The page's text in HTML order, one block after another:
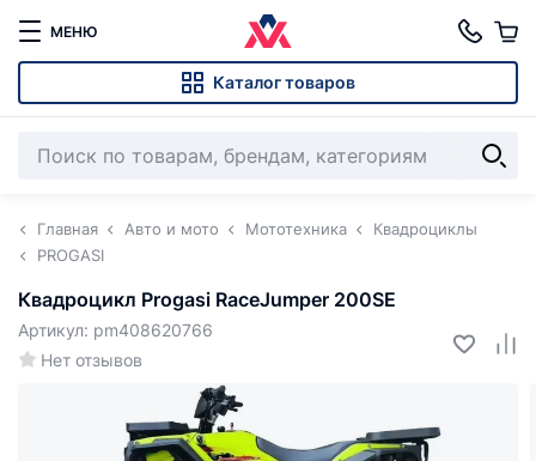
МЕНЮ
Каталог товаров
Главная Авто и мото Мототехника
Квадроциклы
PROGASI
Квадроцикл Progasi RaceJumper 200SE
Нет отзывов
Артикул: pm408620766